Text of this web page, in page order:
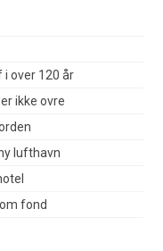
over 120 år
ikke ovre
lufthavn
fond